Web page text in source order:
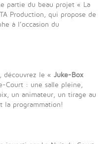
partie du beau projet « La
Production, qui propose de
à l’occasion du
découvrez le « Juke-Box
Court : une salle pleine,
un animateur, un tirage au
la programmation!